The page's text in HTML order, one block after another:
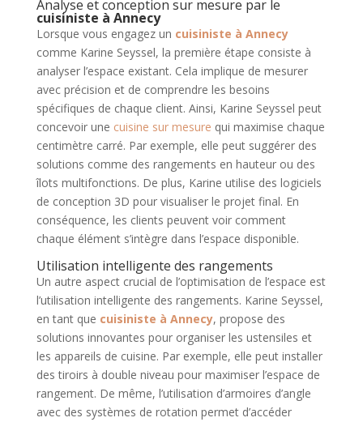
Analyse et conception sur mesure par le
cuisiniste à Annecy
Lorsque vous engagez un cuisiniste à Annecy
comme Karine Seyssel, la première étape consiste à
analyser l’espace existant. Cela implique de mesurer
avec précision et de comprendre les besoins
spécifiques de chaque client. Ainsi, Karine Seyssel peut
concevoir une cuisine sur mesure qui maximise chaque
centimètre carré. Par exemple, elle peut suggérer des
solutions comme des rangements en hauteur ou des
îlots multifonctions. De plus, Karine utilise des logiciels
de conception 3D pour visualiser le projet final. En
conséquence, les clients peuvent voir comment
chaque élément s’intègre dans l’espace disponible.
Utilisation intelligente des rangements
Un autre aspect crucial de l’optimisation de l’espace est
l’utilisation intelligente des rangements. Karine Seyssel,
en tant que cuisiniste à Annecy, propose des
solutions innovantes pour organiser les ustensiles et
les appareils de cuisine. Par exemple, elle peut installer
des tiroirs à double niveau pour maximiser l’espace de
rangement. De même, l’utilisation d’armoires d’angle
avec des systèmes de rotation permet d’accéder